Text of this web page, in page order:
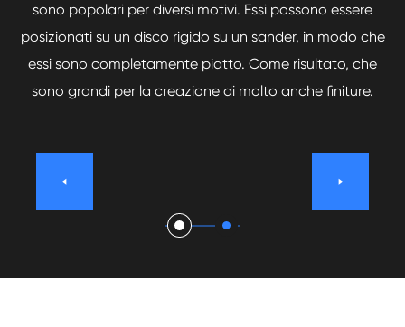
sono popolari per diversi motivi. Essi possono essere
posizionati su un disco rigido su un sander, in modo che
essi sono completamente piatto. Come risultato, che
sono grandi per la creazione di molto anche finiture.

